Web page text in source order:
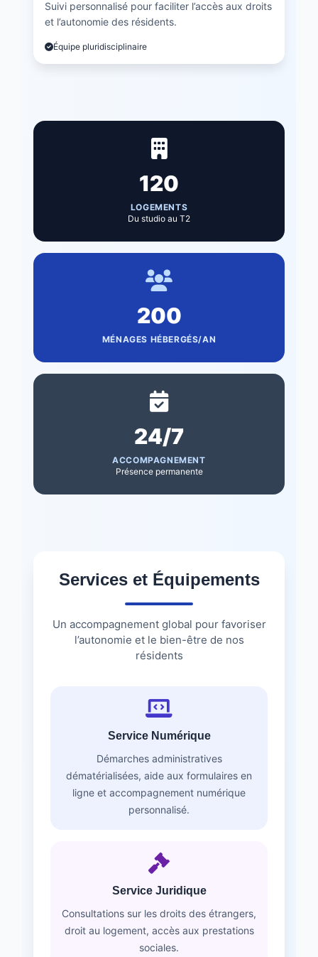
Suivi personnalisé pour faciliter l’accès aux droits
et l’autonomie des résidents.
Équipe pluridisciplinaire
120
LOGEMENTS
Du studio au T2
200
MÉNAGES HÉBERGÉS/AN
24/7
ACCOMPAGNEMENT
Présence permanente
Services et Équipements
Un accompagnement global pour favoriser
l’autonomie et le bien-être de nos
résidents
Service Numérique
Démarches administratives
dématérialisées, aide aux formulaires en
ligne et accompagnement numérique
personnalisé.
Service Juridique
Consultations sur les droits des étrangers,
droit au logement, accès aux prestations
sociales.